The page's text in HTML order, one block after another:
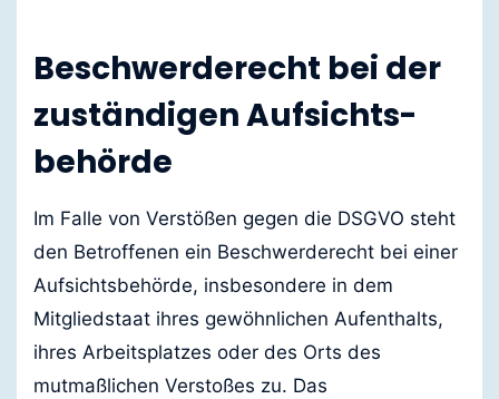
Beschwerde­recht bei der
zuständigen Aufsichts­
behörde
Im Falle von Verstößen gegen die DSGVO steht
den Betroffenen ein Beschwerderecht bei einer
Aufsichtsbehörde, insbesondere in dem
Mitgliedstaat ihres gewöhnlichen Aufenthalts,
ihres Arbeitsplatzes oder des Orts des
mutmaßlichen Verstoßes zu. Das